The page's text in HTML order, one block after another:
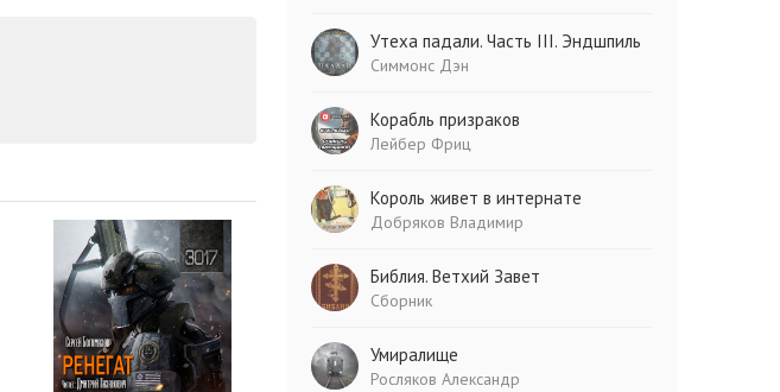
07:40
11:25
07:30
Утеха падали. Часть III. Эндшпиль
Симмонс Дэн
Корабль призраков
Лейбер Фриц
Король живет в интернате
Добряков Владимир
Библия. Ветхий Завет
Сборник
Умиралище
Росляков Александр